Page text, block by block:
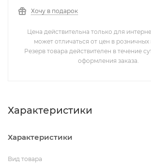
Хочу в подарок
Цена действительна только для
может отличаться от цен в розничных
Резерв товара действителен в течение
оформления заказа.
Характеристики
Характеристики
Вид товара